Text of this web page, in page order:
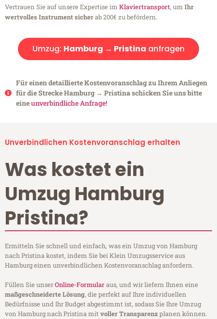
Vertrauen Sie auf unsere Expertise im Klaviertransport, um Ihr
wertvolles Instrument sicherab 200€ zu befördern.
Umzug: Hamburg → Pristina anfragen
Für einen detaillierte Kostenvoranschlag zu Ihrem Anliegen
für die Strecke Hamburg → Pristina schicken Sie uns bitte
eineunverbindliche Anfrage!
Unverbindlichen Kostenvoranschlag erhalten
Was kostet ein
Umzug Hamburg
Pristina?
Ermitteln Sie schnell und einfach, was ein Umzug von Hamburg
nach Pristina kostet, indem Sie bei Klein Umzugsservice aus
Hamburg einen unverbindlichen Kostenvoranschlag anfordern.
Füllen Sie unserOnline-Formularaus, und wir liefern Ihnen eine
maßgeschneiderte Lösung, die perfekt auf Ihre individuellen
Bedürfnisse und Ihr Budget abgestimmt ist, sodass Sie Ihre Umzug
von Hamburg nach Pristina mitvoller Transparenzplanen können.